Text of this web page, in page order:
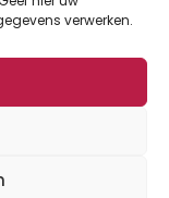
verwerken.